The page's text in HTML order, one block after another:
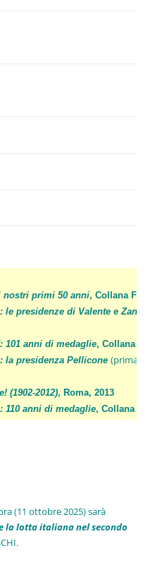
nostri primi 50 anni, Collana
le presidenze di Valente e
101 anni di medaglie, Collana
la presidenza Pellicone (prima
(1902-2012), Roma, 2013
110 anni di medaglie, Collana
(11 ottobre 2025) sarà
la lotta italiana nel secondo